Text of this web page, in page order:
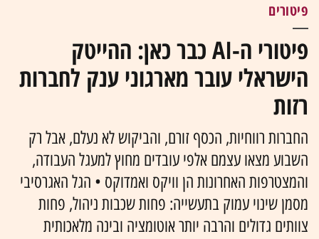
פיטורים
פיטורי ה-AI כבר כאן: ההייטק
הישראלי עובר מארגוני ענק לחברות
רזות
החברות רווחיות, הכסף זורם, והביקוש לא נעלם, אבל רק
השבוע מצאו עצמם אלפי עובדים מחוץ למעגל העבודה,
והמצטרפות האחרונות הן וויקס ואמדוקס • הגל האגרסיבי
מסמן שינוי עמוק בתעשייה: פחות שכבות ניהול, פחות
צוותים גדולים והרבה יותר אוטומציה ובינה מלאכותית